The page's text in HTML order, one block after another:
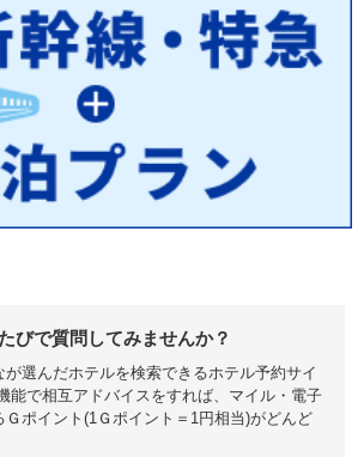
びで質問してみませんか？
が選んだホテルを検索できるホテル予約サイ
能で相互アドバイスをすれば、マイル・電子
Ｇポイント(1Ｇポイント＝1円相当)がどんど